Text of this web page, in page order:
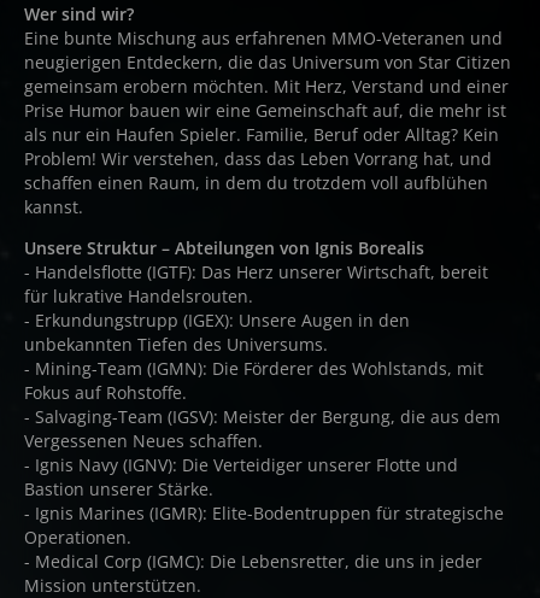
Wer sind wir?
Eine bunte Mischung aus erfahrenen MMO-Veteranen und
neugierigen Entdeckern, die das Universum von Star Citizen
gemeinsam erobern möchten. Mit Herz, Verstand und einer
Prise Humor bauen wir eine Gemeinschaft auf, die mehr ist
als nur ein Haufen Spieler. Familie, Beruf oder Alltag? Kein
Problem! Wir verstehen, dass das Leben Vorrang hat, und
schaffen einen Raum, in dem du trotzdem voll aufblühen
kannst.
Unsere Struktur – Abteilungen von Ignis Borealis
- Handelsflotte (IGTF): Das Herz unserer Wirtschaft, bereit
für lukrative Handelsrouten.
- Erkundungstrupp (IGEX): Unsere Augen in den
unbekannten Tiefen des Universums.
- Mining-Team (IGMN): Die Förderer des Wohlstands, mit
Fokus auf Rohstoffe.
- Salvaging-Team (IGSV): Meister der Bergung, die aus dem
Vergessenen Neues schaffen.
- Ignis Navy (IGNV): Die Verteidiger unserer Flotte und
Bastion unserer Stärke.
- Ignis Marines (IGMR): Elite-Bodentruppen für strategische
Operationen.
- Medical Corp (IGMC): Die Lebensretter, die uns in jeder
Mission unterstützen.